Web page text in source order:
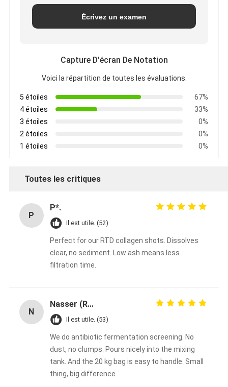
Écrivez un examen
Capture D'écran De Notation
Voici la répartition de toutes les évaluations.
5 étoiles
67%
4 étoiles
33%
3 étoiles
0%
2 étoiles
0%
1 étoiles
0%
Toutes les critiques
P
P*.
Il est utile. (52)
Perfect for our RTD collagen shots. Dissolves
clear, no sediment. Low ash means less
filtration time.
N
Nasser (R&D Manager)
Il est utile. (53)
We do antibiotic fermentation screening. No
dust, no clumps. Pours nicely into the mixing
tank. And the 20 kg bag is easy to handle. Small
thing, big difference.